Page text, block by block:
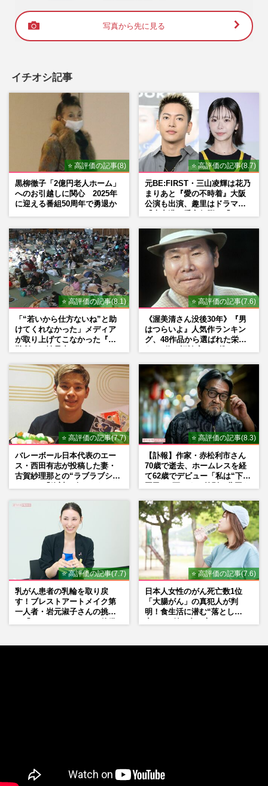
写真から先に見る
イチオシ記事
⭐ 高評価の記事(8)
黒柳徹子「2億円老人ホーム」
へのお引越しに関心 2025年
に迎える番組50周年で勇退か
⭐ 高評価の記事(8.7)
元BE:FIRST・三山凌輝は花乃
まりあと『愛の不時着』大阪
公演も出演、趣里はドラマ
⭐ 高評価の記事(8.1)
「“若いから仕方ないね”と助
けてくれなかった」メディア
が取り上げてこなかった『避
⭐ 高評価の記事(7.6)
《渥美清さん没後30年》『男
はつらいよ』人気作ランキン
グ、48作品から選ばれた栄え
⭐ 高評価の記事(7.7)
バレーボール日本代表のエー
ス・西田有志が投稿した妻・
古賀紗理那との“ラブラブショ
判殺到の理由
⭐ 高評価の記事(8.3)
【訃報】作家・赤松利市さん
70歳で逝去、ホームレスを経
て62歳でデビュー「私は“下級
⭐ 高評価の記事(7.7)
乳がん患者の乳輪を取り戻
す！ブレストアートメイク第
一人者・岩元淑子さんの挑戦
⭐ 高評価の記事(7.6)
日本人女性のがん死亡数1位
「大腸がん」の真犯人が判
明！食生活に潜む“落とし